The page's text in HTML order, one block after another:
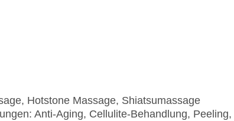
Hotstone Massage, Shiatsumassage
Anti-Aging, Cellulite-Behandlung, Peeling,